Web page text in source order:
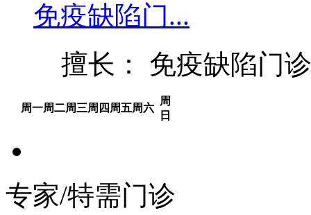
免疫缺陷门...
擅长： 免疫缺陷门
周一周二周三周四 周五周六
周
日
专家/特需门诊